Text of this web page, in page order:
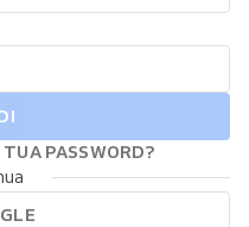
PASSWORD?